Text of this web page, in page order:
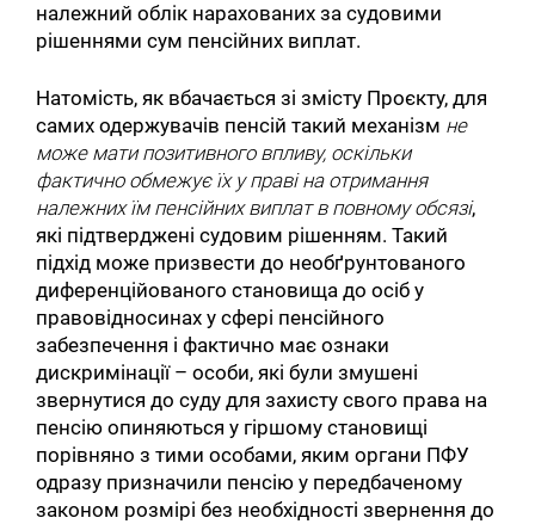
належний облік нарахованих за судовими
рішеннями сум пенсійних виплат.
Натомість, як вбачається зі змісту Проєкту, для
самих одержувачів пенсій такий механізм не
може мати позитивного впливу, оскільки
фактично обмежує їх у праві на отримання
належних їм пенсійних виплат в повному обсязі,
які підтверджені судовим рішенням. Такий
підхід може призвести до необґрунтованого
диференційованого становища до осіб у
правовідносинах у сфері пенсійного
забезпечення і фактично має ознаки
дискримінації – особи, які були змушені
звернутися до суду для захисту свого права на
пенсію опиняються у гіршому становищі
порівняно з тими особами, яким органи ПФУ
одразу призначили пенсію у передбаченому
законом розмірі без необхідності звернення до